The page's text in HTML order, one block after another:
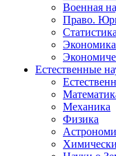
Военная
Право.
Естественные
Механика
Физика